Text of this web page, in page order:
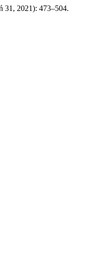
31, 2021): 473–504.